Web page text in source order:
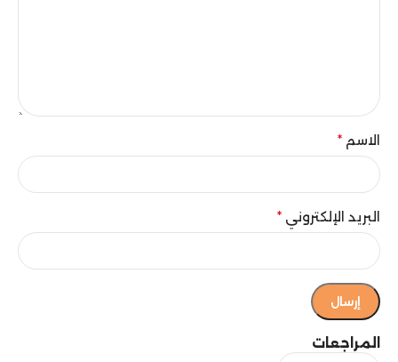
المراجعات
الاسم *
البريد الإلكتروني *